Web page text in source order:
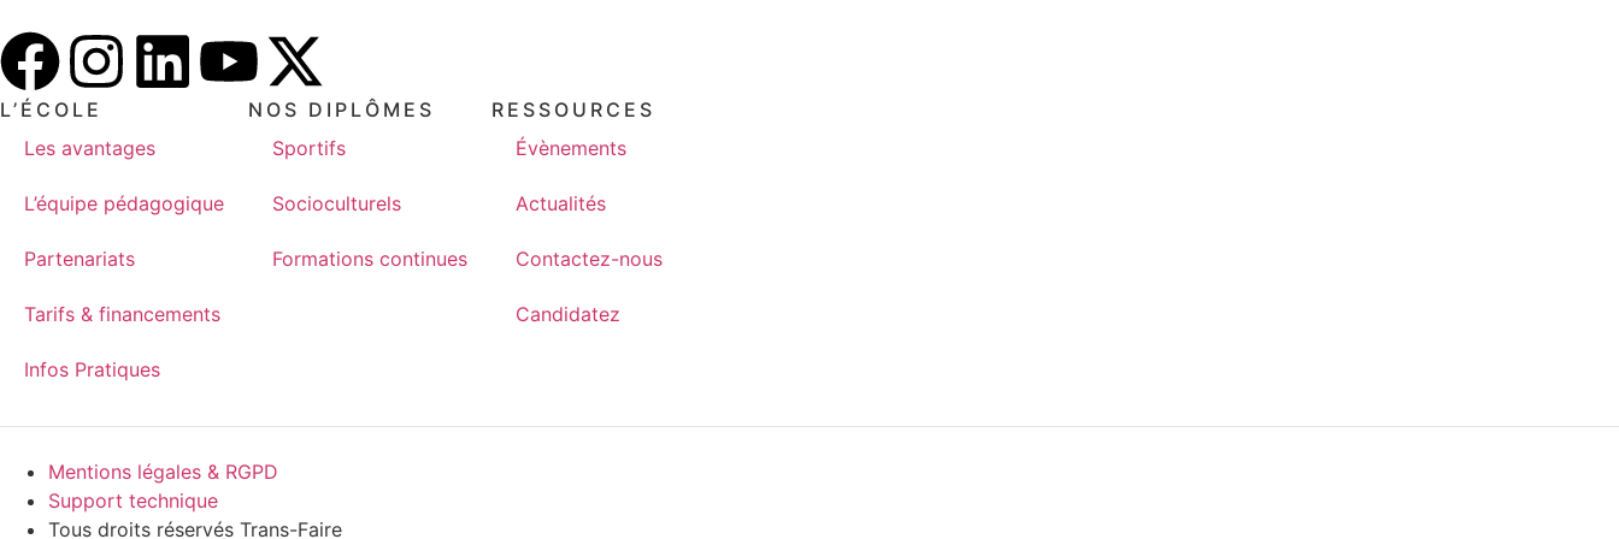
L’ÉCOLE
Les avantages
L’équipe pédagogique
Partenariats
Tarifs & financements
Infos Pratiques
NOS DIPLÔMES
Sportifs
Socioculturels
Formations continues
RESSOURCES
Évènements
Actualités
Contactez-nous
Candidatez
Mentions légales & RGPD
Support technique
Tous droits réservés Trans-Faire